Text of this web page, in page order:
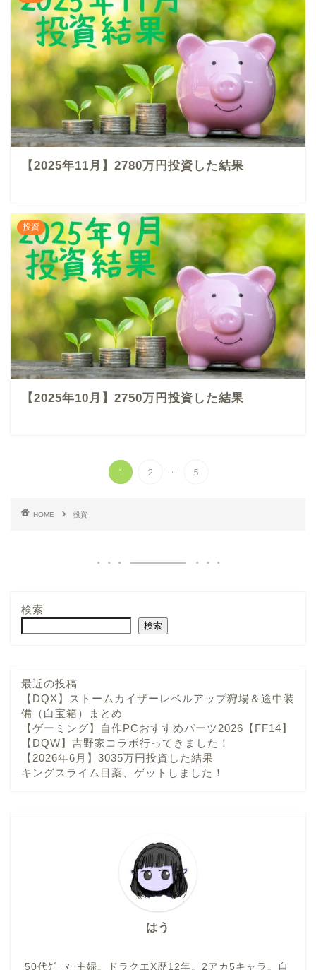
【2025年11月】2780万円投資した結果
投資
【2025年10月】2750万円投資した結果
1 2 ... 5
HOME 投資
検索
検索
最近の投稿
【DQX】ストームカイザーレベルアップ狩場＆途中装
備（白宝箱）まとめ
【ゲーミング】自作PCおすすめパーツ2026【FF14】
【DQW】吉野家コラボ行ってきました！
【2026年6月】3035万円投資した結果
キングスライム目薬、ゲットしました！
はう
50代ｹﾞｰﾏｰ主婦。ドラクエX歴12年。2アカ5キャラ。自